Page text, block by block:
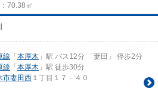
70.38㎡
線 「本厚木 」駅 バス12分 「妻田」 停歩2分
線 「本厚木 」駅 徒歩30分
市妻田西 １丁目１７－４０